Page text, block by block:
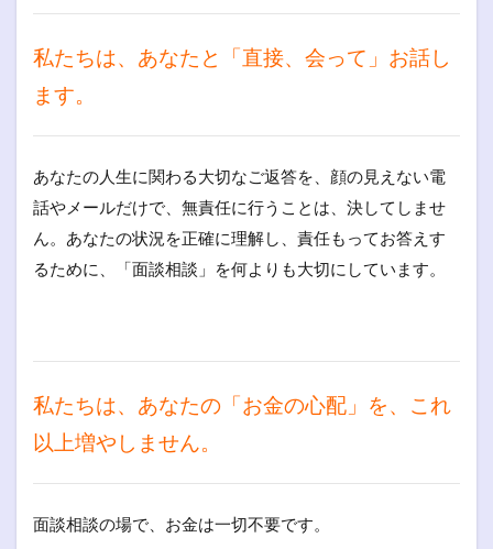
私たちは、あなたと「直接、会って」お話し
ます。
あなたの人生に関わる大切なご返答を、顔の見えない電
話やメールだけで、無責任に行うことは、決してしませ
ん。あなたの状況を正確に理解し、責任もってお答えす
るために、「面談相談」を何よりも大切にしています。
私たちは、あなたの「お金の心配」を、これ
以上増やしません。
面談相談の場で、お金は一切不要です。